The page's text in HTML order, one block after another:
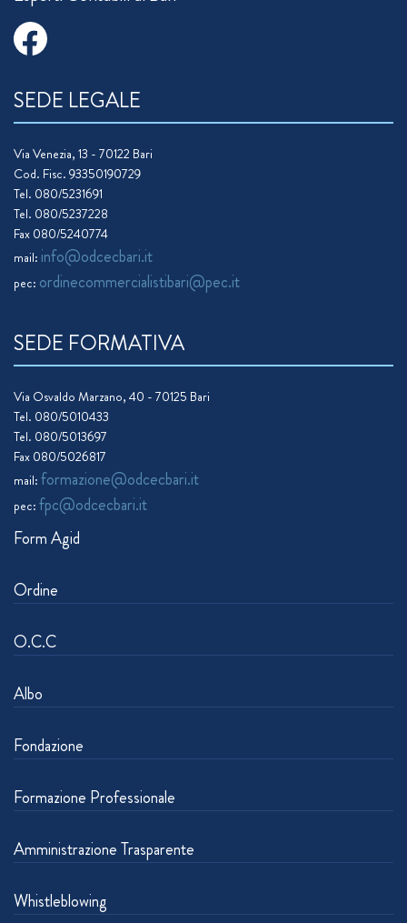
SEDE LEGALE
Via Venezia, 13 - 70122 Bari
Cod. Fisc. 93350190729
Tel. 080/5231691
Tel. 080/5237228
Fax 080/5240774
mail: info@odcecbari.it
pec: ordinecommercialistibari@pec.it
SEDE FORMATIVA
Via Osvaldo Marzano, 40 - 70125 Bari
Tel. 080/5010433
Tel. 080/5013697
Fax 080/5026817
mail: formazione@odcecbari.it
pec: fpc@odcecbari.it
Form Agid
Ordine
O.C.C
Albo
Fondazione
Formazione Professionale
Amministrazione Trasparente
Whistleblowing